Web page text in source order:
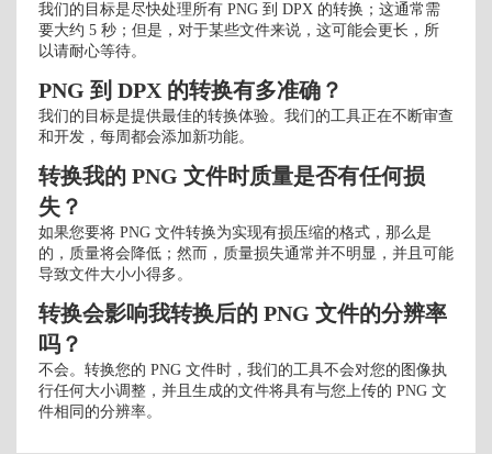
我们的目标是尽快处理所有 PNG 到 DPX 的转换；这通常需
要大约 5 秒；但是，对于某些文件来说，这可能会更长，所
以请耐心等待。
PNG 到 DPX 的转换有多准确？
我们的目标是提供最佳的转换体验。我们的工具正在不断审查
和开发，每周都会添加新功能。
转换我的 PNG 文件时质量是否有任何损
失？
如果您要将 PNG 文件转换为实现有损压缩的格式，那么是
的，质量将会降低；然而，质量损失通常并不明显，并且可能
导致文件大小小得多。
转换会影响我转换后的 PNG 文件的分辨率
吗？
不会。转换您的 PNG 文件时，我们的工具不会对您的图像执
行任何大小调整，并且生成的文件将具有与您上传的 PNG 文
件相同的分辨率。